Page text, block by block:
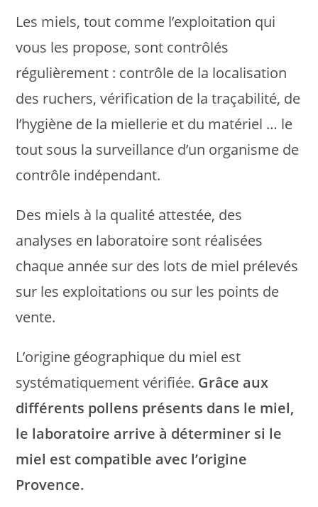
Les miels, tout comme l’exploitation qui
vous les propose, sont contrôlés
régulièrement : contrôle de la localisation
des ruchers, vérification de la traçabilité, de
l’hygiène de la miellerie et du matériel … le
tout sous la surveillance d’un organisme de
contrôle indépendant.
Des miels à la qualité attestée, des
analyses en laboratoire sont réalisées
chaque année sur des lots de miel prélevés
sur les exploitations ou sur les points de
vente.
L’origine géographique du miel est
systématiquement vérifiée. Grâce aux
différents pollens présents dans le miel,
le laboratoire arrive à déterminer si le
miel est compatible avec l’origine
Provence.